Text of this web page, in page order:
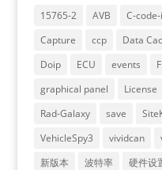
15765-2 AVB C-
Capture
ccp Data
Doip
ECU events
graphical panel
License
Rad-Galaxy
save
VehicleSpy3
vividcan
新版本
波特率 硬件设